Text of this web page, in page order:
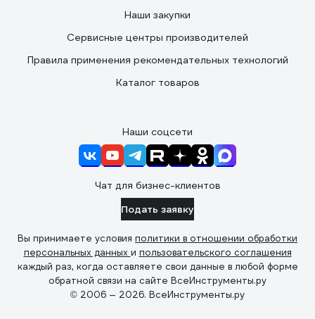
Наши закупки
Сервисные центры производителей
Правила применения рекомендательных технологий
Каталог товаров
Наши соцсети
Чат для бизнес-клиентов
Подать заявку
Вы принимаете условия политики в отношении обработки
персональных данных и пользовательского соглашения
каждый раз, когда оставляете свои данные в любой форме
обратной связи на сайте ВсеИнструменты.ру
© 2006 — 2026. ВсеИнструменты.ру